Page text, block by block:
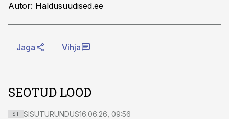
Autor: Haldusuudised.ee
Jaga Vihja
SEOTUD LOOD
ST SISUTURUNDUS16.06.26, 09:56